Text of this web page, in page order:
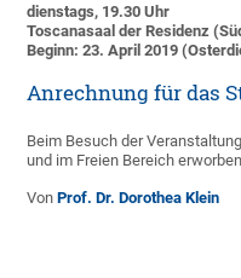
dienstags, 19.30 Uhr
Toscanasaal der Residenz
Beginn: 23. April 2019
Anrechnung für das
Beim Besuch der
und im Freien Bereich
VonProf. Dr. Dorothea Klein